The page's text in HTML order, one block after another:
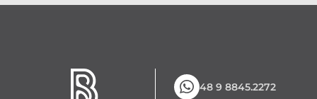
48 9 8845.2272